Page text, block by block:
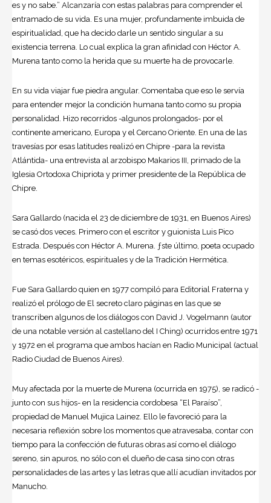
es y no sabe.” Alcanzaría con estas palabras para comprender el
entramado de su vida. Es una mujer, profundamente imbuida de
espiritualidad, que ha decido darle un sentido singular a su
existencia terrena. Lo cual explica la gran afinidad con Héctor A.
Murena tanto como la herida que su muerte ha de provocarle.
En su vida viajar fue piedra angular. Comentaba que eso le servía
para entender mejor la condición humana tanto como su propia
personalidad. Hizo recorridos -algunos prolongados- por el
continente americano, Europa y el Cercano Oriente. En una de las
travesías por esas latitudes realizó en Chipre -para la revista
Atlántida- una entrevista al arzobispo Makarios III, primado de la
Iglesia Ortodoxa Chipriota y primer presidente de la República de
Chipre.
Sara Gallardo (nacida el 23 de diciembre de 1931, en Buenos Aires)
se casó dos veces. Primero con el escritor y guionista Luis Pico
Estrada. Después con Héctor A. Murena. ƒste último, poeta ocupado
en temas esotéricos, espirituales y de la Tradición Hermética.
Fue Sara Gallardo quien en 1977 compiló para Editorial Fraterna y
realizó el prólogo de El secreto claro páginas en las que se
transcriben algunos de los diálogos con David J. Vogelmann (autor
de una notable versión al castellano del I Ching) ocurridos entre 1971
y 1972 en el programa que ambos hacían en Radio Municipal (actual
Radio Ciudad de Buenos Aires).
Muy afectada por la muerte de Murena (ocurrida en 1975), se radicó -
junto con sus hijos- en la residencia cordobesa “El Paraíso”,
propiedad de Manuel Mujica Lainez. Ello le favoreció para la
necesaria reflexión sobre los momentos que atravesaba, contar con
tiempo para la confección de futuras obras así como el diálogo
sereno, sin apuros, no sólo con el dueño de casa sino con otras
personalidades de las artes y las letras que allí acudían invitados por
Manucho.